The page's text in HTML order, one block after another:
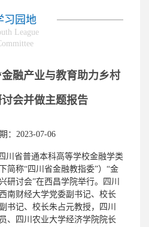
习园地
League
融产业与教育助力乡村
会并做主题报告
：2023-07-06
川省普通本科高等学校金融学类
简称“四川省金融教指委”）“金
研讨会”在西昌学院举行。四川
南财经大学党委副书记、校长
书记、校长朱占元教授，四川
、四川农业大学经济学院院长